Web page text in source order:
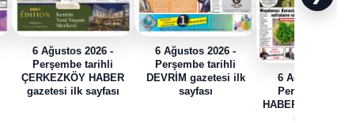
6 Ağustos 2026 -
Perşembe tarihli
ÇERKEZKÖY HABER
gazetesi ilk sayfası
6 Ağustos 2026 -
Perşembe tarihli
DEVRİM gazetesi ilk
sayfası
6 Ağustos
Perşembe
HABER TRAK